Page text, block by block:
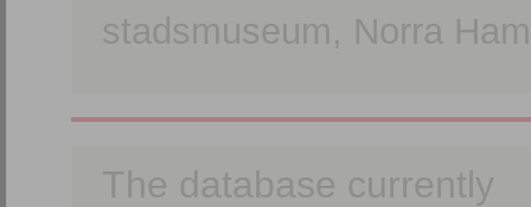
stadsmuseum, Norra
The database currently